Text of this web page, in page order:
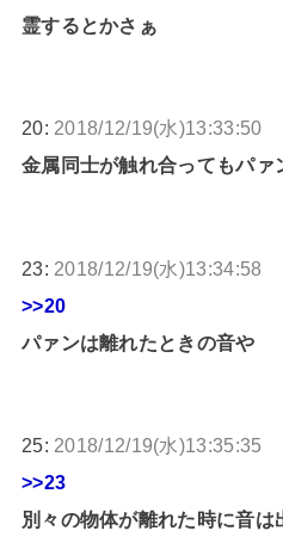
霊するとかさぁ
20: 2018/12/19(水)13:33:50
金属同士が触れ合ってもパァ
23: 2018/12/19(水)13:34:58
>>20
パァンは離れたときの音や
25: 2018/12/19(水)13:35:35
>>23
別々の物体が離れた時に音は